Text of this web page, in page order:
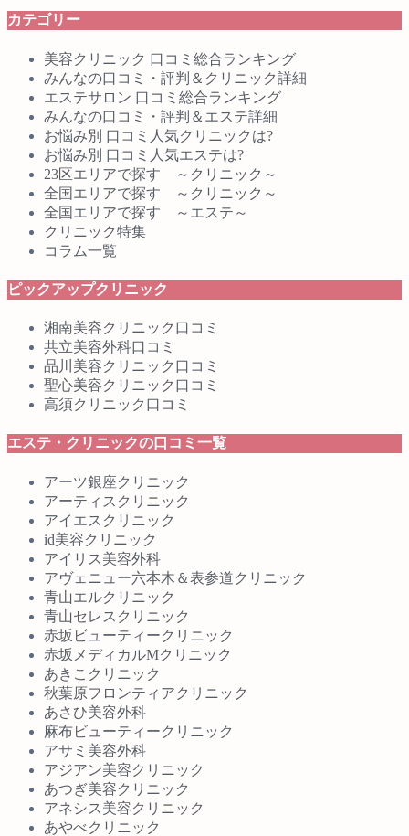
カテゴリー
美容クリニック 口コミ総合ランキング
みんなの口コミ・評判＆クリニック詳細
エステサロン 口コミ総合ランキング
みんなの口コミ・評判＆エステ詳細
お悩み別 口コミ人気クリニックは?
お悩み別 口コミ人気エステは?
23区エリアで探す ～クリニック～
全国エリアで探す ～クリニック～
全国エリアで探す ～エステ～
クリニック特集
コラム一覧
ピックアップクリニック
湘南美容クリニック口コミ
共立美容外科口コミ
品川美容クリニック口コミ
聖心美容クリニック口コミ
高須クリニック口コミ
エステ・クリニックの口コミ一覧
アーツ銀座クリニック
アーティスクリニック
アイエスクリニック
id美容クリニック
アイリス美容外科
アヴェニュー六本木＆表参道クリニック
青山エルクリニック
青山セレスクリニック
赤坂ビューティークリニック
赤坂メディカルMクリニック
あきこクリニック
秋葉原フロンティアクリニック
あさひ美容外科
麻布ビューティークリニック
アサミ美容外科
アジアン美容クリニック
あつぎ美容クリニック
アネシス美容クリニック
あやべクリニック